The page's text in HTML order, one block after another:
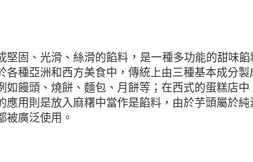
堅固、光滑、絲滑的餡料 ， 是一種多功能的甜味
各種亞洲和西方美食中，傳統上由三種基本成分
如饅頭、燒餅、麵包、月餅等；在西式的蛋糕店
應用則是放入麻糬中當作是餡料，由於芋頭屬於
被廣泛使用。